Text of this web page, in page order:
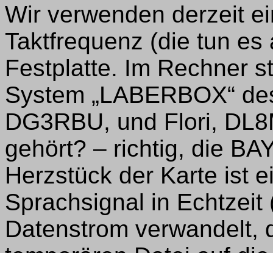
Wir verwenden derzeit
Taktfrequenz (die tun
Festplatte. Im Rechner
System „LABERBOX“
DG3RBU, und Flori,
gehört? – richtig, die
Herzstück der Karte ist
Sprachsignal in
Datenstrom verwandelt,